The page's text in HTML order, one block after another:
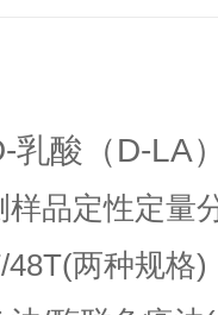
乳酸（D-LA
样品定性定量
48T(两种规格)